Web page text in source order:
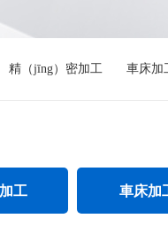
精（jīng）密加工 車床加
工 車床加